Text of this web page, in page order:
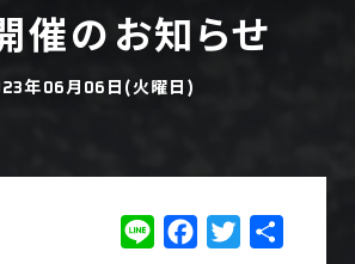
催のお知らせ
年06月06日(火曜日)
Line FacebookTwitter